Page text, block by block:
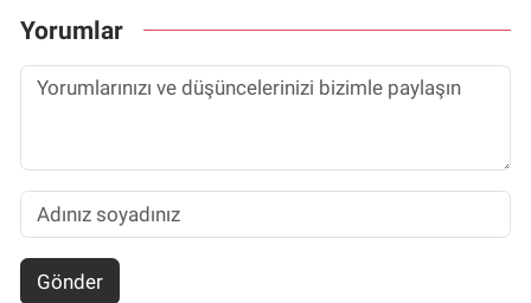
Yorumlar
Gönder